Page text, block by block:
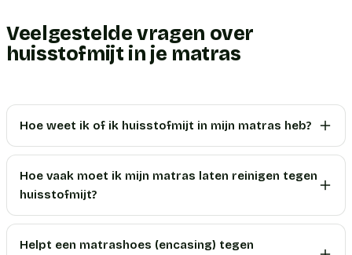
Veelgestelde vragen over
huisstofmijt in je matras
Hoe weet ik of ik huisstofmijt in mijn matras heb?
Hoe vaak moet ik mijn matras laten reinigen tegen
huisstofmijt?
Helpt een matrashoes (encasing) tegen